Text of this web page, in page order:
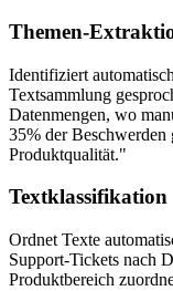
Themen-
Identifiziert
Textsammlung
Datenmengen, wo
35% der
Produktqualität."
Textklassifikation
Ordnet Texte
Support-Tickets nach
Produktbereich